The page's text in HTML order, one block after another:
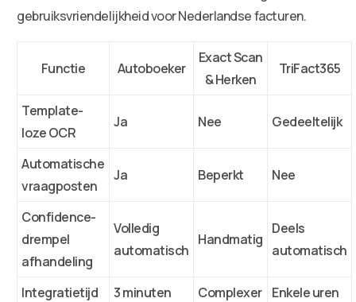
gebruiksvriendelijkheid voor Nederlandse facturen.
Functie Autoboeker
Exact Scan
& Herken
TriFact365
Template-
loze OCR
Ja Nee Gedeeltelijk
Automatische
vraagposten
Ja Beperkt Nee
Confidence-
drempel
afhandeling
Volledig
automatisch
Handmatig
Deels
automatisch
Integratietijd 3 minuten Complexer Enkele uren